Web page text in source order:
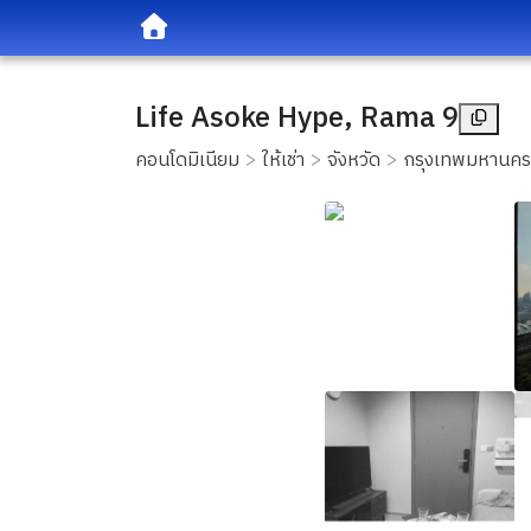
Life Asoke Hype, Rama 9
คอนโดมิเนียม ให้เช่า จังหวัด กรุงเทพมหานคร